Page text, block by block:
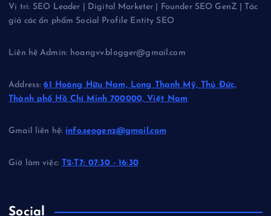
Vị trí: SEO Leader | Digital Marketer | Founder SEO GenZ | Tác
giả các ấn phẩm Social Profile Entity SEO
Liên hệ Admin: hoangvv.blogger@gmail.com
Address:61 Hoàng Hữu Nam, Long Thạnh Mỹ, Thủ Đức,
Thành phố Hồ Chí Minh 700000, Việt Nam
Gmail liên hệ: info.seogenz@gmail.com
Giờ làm việc:T2-T7: 07:30 - 16:30
Social